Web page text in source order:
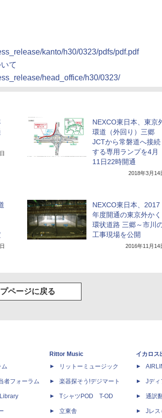
kanto/h30/0323/pdfs/pdf.pdf
て
head_office/h30/0323/
NEXCO東日本、東京
環道（外回り）三郷
JCTから常磐道へ接続
する専用ランプを4月
11日22時開通
2018年3月14
NEXCO東日本、2017
年度開通の東京外かく
環状道路 三郷～市川
工事現場を公開
2016年11月14
プページに戻る
者フォーラム
Rittor Music
リットーミュージック
楽器探そう!デジマート
TシャツPOD T-OD
立東舎
イカロス
Jディ
通訳
Jレス